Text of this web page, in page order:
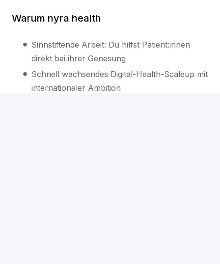
Warum nyra health
Sinnstiftende Arbeit: Du hilfst Patient:innen
direkt bei ihrer Genesung
Schnell wachsendes Digital-Health-Scaleup mit
internationaler Ambition